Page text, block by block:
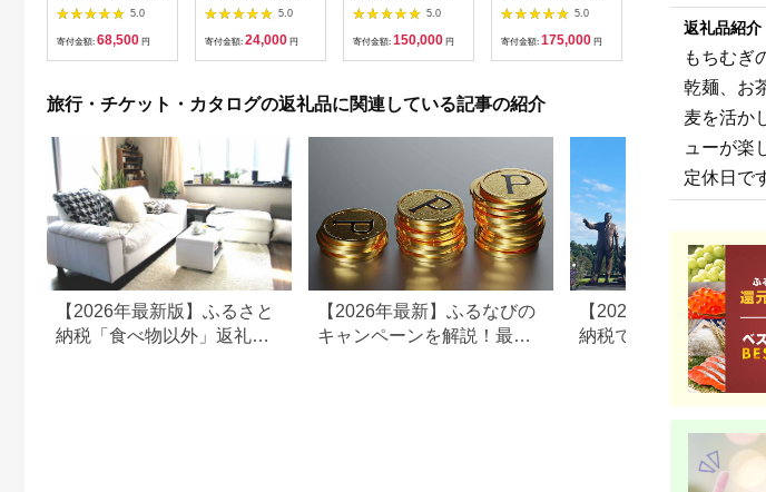
屋台ペア お食事券 海
鮮 海 屋台 食事 ペア
福岡県 岡垣町
5.0
寄付金額: 68,500 円
験チケット
【1364991】
5.0
寄付金額: 24,000 円
ルフ チケット 平日 土
日 祝日 プレー券 関東
群馬県 首都圏 F20E-
5.0
寄付金額: 150,000 円
列車でお仕事体験 体
験 チケット 電車 鉄道
列車 サービス 子供 子
5.0
寄付金額: 175,000 円
円分）【0018-007】
500,000
旅行・チケット・カタログの返礼品に関連している記事の紹介
【2026年最新版】ふるさと
納税「食べ物以外」返礼品
【2026年最新】ふるなびの
キャンペーンを解説！最大
【2026年最新版】ふ
納税でディズニー返礼
もらえる？ホテル・チ
ト・公式グッズを徹底
返礼品紹介
もちむぎ
乾麺、お
麦を活か
ューが楽
定休日で